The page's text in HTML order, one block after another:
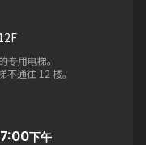
专用电梯。
不通往 12 楼。
下午